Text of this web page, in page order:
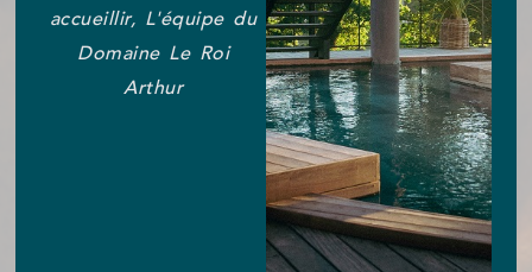
accueillir, L'équipe du
Domaine Le Roi
Arthur